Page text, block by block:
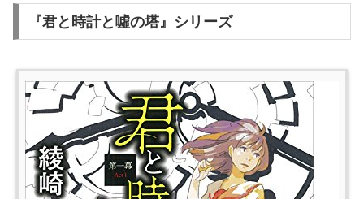
『君と時計と噓の塔』シリーズ